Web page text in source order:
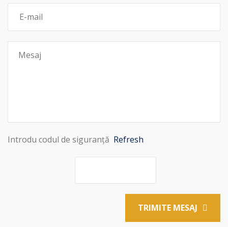
Introdu codul de siguranță Refresh
TRIMITE MESAJ